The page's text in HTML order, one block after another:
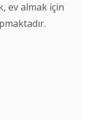
ev almak için